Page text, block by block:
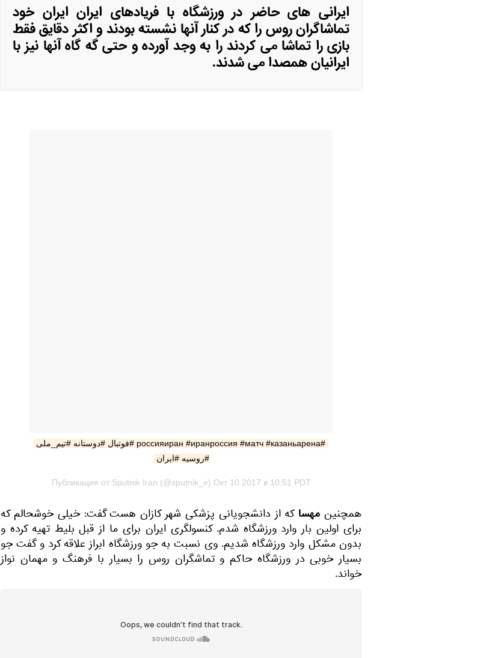
ایرانی های حاضر در ورزشگاه با فریادهای ایران ایران خود
تماشاگران روس را که در کنار آنها نشسته بودند و اکثر دقایق فقط
بازی را تماشا می کردند را به وجد آورده و حتی گه گاه آنها نیز با
ایرانیان همصدا می شدند.
#روسیه #ایران
Публикация от Sputnik Iran (@sputnik_ir) Окт 10 2017 в 10:51 PDT
همچنین مهسا که از دانشجویانی پزشکی شهر کازان هست گفت: خیلی خوشحالم که
برای اولین بار وارد ورزشگاه شدم. کنسولگری ایران برای ما از قبل بلیط تهیه کرده و
بدون مشکل وارد ورزشگاه شدیم. وی نسبت به جو ورزشگاه ابراز علاقه کرد و گفت جو
بسیار خوبی در ورزشگاه حاکم و تماشگران روس را بسیار با فرهنگ و مهمان نواز
خواند.